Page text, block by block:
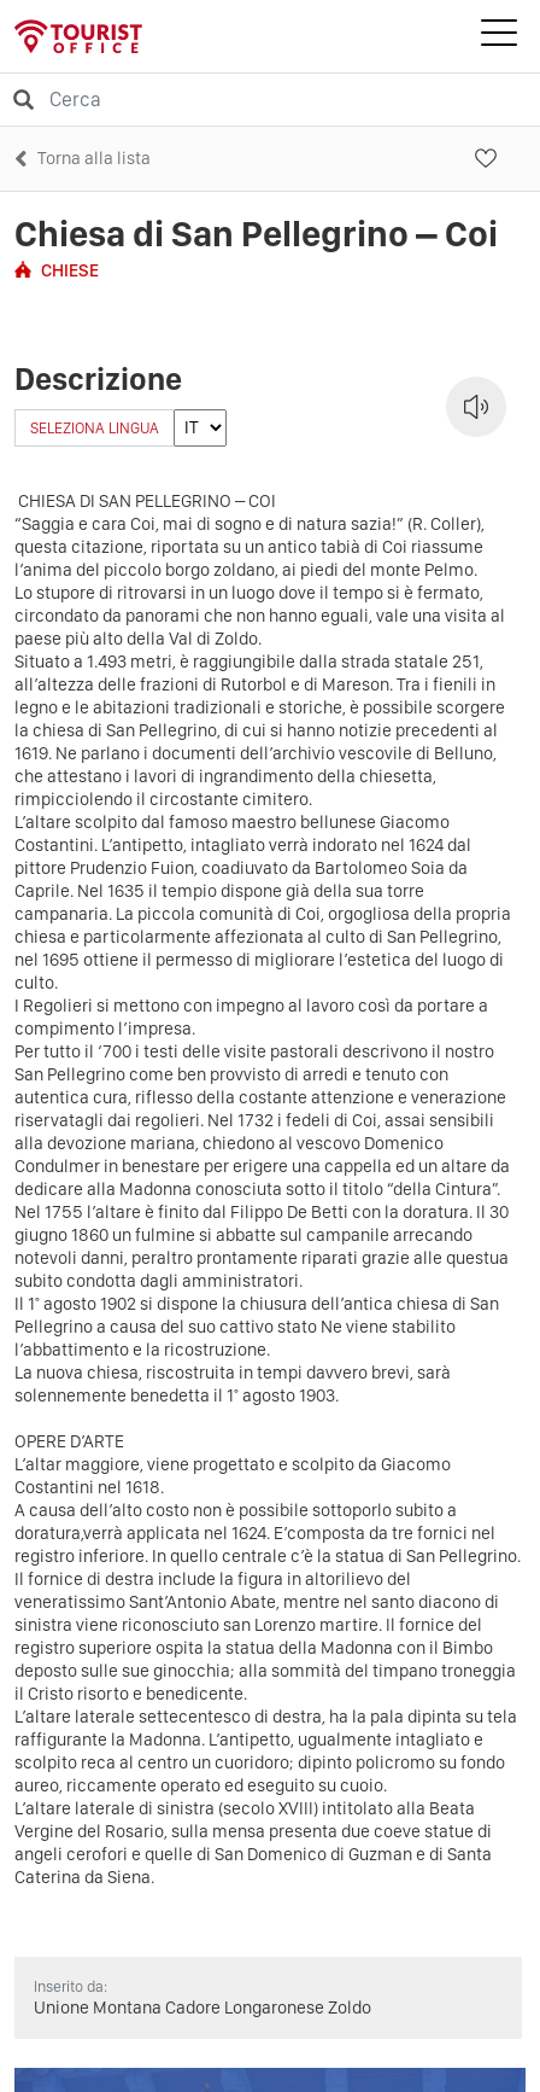
Torna alla lista
Chiesa di San Pellegrino – Coi
CHIESE
Descrizione
SELEZIONA LINGUA
CHIESA DI SAN PELLEGRINO – COI
“Saggia e cara Coi, mai di sogno e di natura sazia!” (R. Coller),
questa citazione, riportata su un antico tabià di Coi riassume
l’anima del piccolo borgo zoldano, ai piedi del monte Pelmo.
Lo stupore di ritrovarsi in un luogo dove il tempo si è fermato,
circondato da panorami che non hanno eguali, vale una visita al
paese più alto della Val di Zoldo.
Situato a 1.493 metri, è raggiungibile dalla strada statale 251,
all’altezza delle frazioni di Rutorbol e di Mareson. Tra i fienili in
legno e le abitazioni tradizionali e storiche, è possibile scorgere
la chiesa di San Pellegrino, di cui si hanno notizie precedenti al
1619. Ne parlano i documenti dell’archivio vescovile di Belluno,
che attestano i lavori di ingrandimento della chiesetta,
rimpicciolendo il circostante cimitero.
L’altare scolpito dal famoso maestro bellunese Giacomo
Costantini. L’antipetto, intagliato verrà indorato nel 1624 dal
pittore Prudenzio Fuion, coadiuvato da Bartolomeo Soia da
Caprile. Nel 1635 il tempio dispone già della sua torre
campanaria. La piccola comunità di Coi, orgogliosa della propria
chiesa e particolarmente affezionata al culto di San Pellegrino,
nel 1695 ottiene il permesso di migliorare l’estetica del luogo di
culto.
I Regolieri si mettono con impegno al lavoro così da portare a
compimento l’impresa.
Per tutto il ‘700 i testi delle visite pastorali descrivono il nostro
San Pellegrino come ben provvisto di arredi e tenuto con
autentica cura, riflesso della costante attenzione e venerazione
riservatagli dai regolieri. Nel 1732 i fedeli di Coi, assai sensibili
alla devozione mariana, chiedono al vescovo Domenico
Condulmer in benestare per erigere una cappella ed un altare da
dedicare alla Madonna conosciuta sotto il titolo “della Cintura”.
Nel 1755 l’altare è finito dal Filippo De Betti con la doratura. Il 30
giugno 1860 un fulmine si abbatte sul campanile arrecando
notevoli danni, peraltro prontamente riparati grazie alle questua
subito condotta dagli amministratori.
Il 1° agosto 1902 si dispone la chiusura dell’antica chiesa di San
Pellegrino a causa del suo cattivo stato Ne viene stabilito
l’abbattimento e la ricostruzione.
La nuova chiesa, riscostruita in tempi davvero brevi, sarà
solennemente benedetta il 1° agosto 1903.
OPERE D’ARTE
L’altar maggiore, viene progettato e scolpito da Giacomo
Costantini nel 1618.
A causa dell’alto costo non è possibile sottoporlo subito a
doratura,verrà applicata nel 1624. E’composta da tre fornici nel
registro inferiore. In quello centrale c’è la statua di San Pellegrino.
Il fornice di destra include la figura in altorilievo del
veneratissimo Sant’Antonio Abate, mentre nel santo diacono di
sinistra viene riconosciuto san Lorenzo martire. Il fornice del
registro superiore ospita la statua della Madonna con il Bimbo
deposto sulle sue ginocchia; alla sommità del timpano troneggia
il Cristo risorto e benedicente.
L’altare laterale settecentesco di destra, ha la pala dipinta su tela
raffigurante la Madonna. L’antipetto, ugualmente intagliato e
scolpito reca al centro un cuoridoro; dipinto policromo su fondo
aureo, riccamente operato ed eseguito su cuoio.
L’altare laterale di sinistra (secolo XVIII) intitolato alla Beata
Vergine del Rosario, sulla mensa presenta due coeve statue di
angeli cerofori e quelle di San Domenico di Guzman e di Santa
Caterina da Siena.
Inserito da:
Unione Montana Cadore Longaronese Zoldo